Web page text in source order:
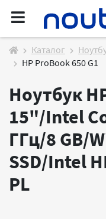
Каталог
HP ProBook 650 G1
Ноутбук
15"/Intel
ГГц/8 GB/
SSD/Intel
PL